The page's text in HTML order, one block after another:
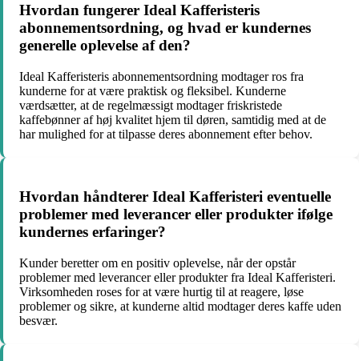
Hvordan fungerer Ideal Kafferisteris
abonnementsordning, og hvad er kundernes
generelle oplevelse af den?
Ideal Kafferisteris abonnementsordning modtager ros fra
kunderne for at være praktisk og fleksibel. Kunderne
værdsætter, at de regelmæssigt modtager friskristede
kaffebønner af høj kvalitet hjem til døren, samtidig med at de
har mulighed for at tilpasse deres abonnement efter behov.
Hvordan håndterer Ideal Kafferisteri eventuelle
problemer med leverancer eller produkter ifølge
kundernes erfaringer?
Kunder beretter om en positiv oplevelse, når der opstår
problemer med leverancer eller produkter fra Ideal Kafferisteri.
Virksomheden roses for at være hurtig til at reagere, løse
problemer og sikre, at kunderne altid modtager deres kaffe uden
besvær.